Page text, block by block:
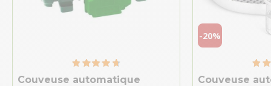
Couveuse automatique
-20%
Couveuse